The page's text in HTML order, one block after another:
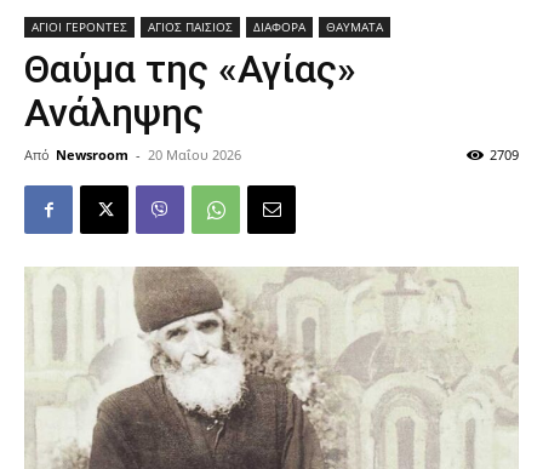
ΑΓΙΟΙ ΓΕΡΟΝΤΕΣ ΑΓΙΟΣ ΠΑΙΣΙΟΣ ΔΙΑΦΟΡΑ ΘΑΥΜΑΤΑ
Θαύμα της «Αγίας»
Ανάληψης
Από Newsroom - 20 Μαΐου 2026 2709